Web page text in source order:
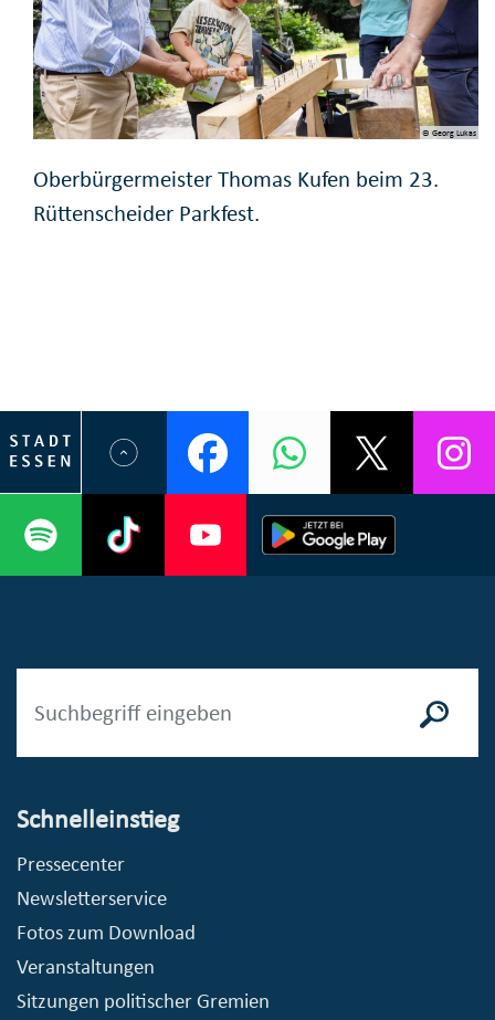
© Georg Lukas
Oberbürgermeister Thomas Kufen beim 23.
Rüttenscheider Parkfest.
Schnelleinstieg
Pressecenter
Newsletterservice
Fotos zum Download
Veranstaltungen
Sitzungen politischer Gremien